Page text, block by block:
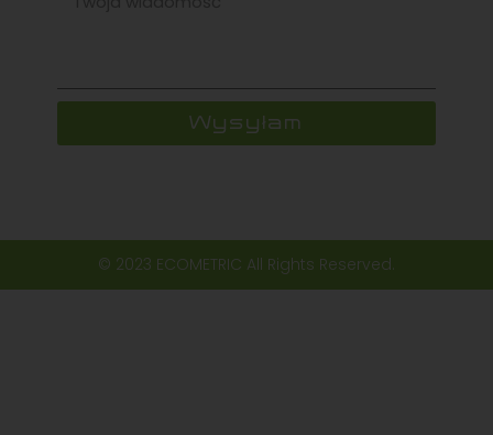
Wysyłam
© 2023 ECOMETRIC All Rights Reserved.